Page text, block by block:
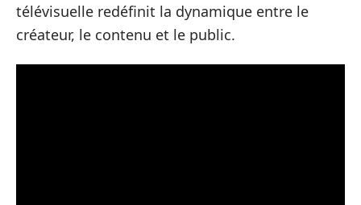
télévisuelle redéfinit la dynamique entre le
créateur, le contenu et le public.